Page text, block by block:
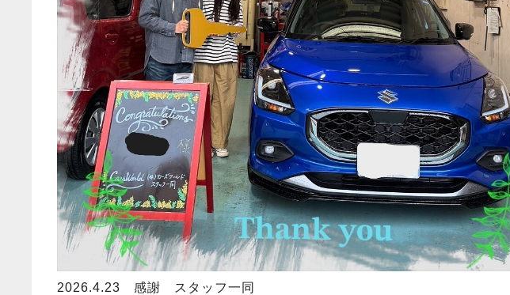
2026.4.23 感謝 スタッフ一同